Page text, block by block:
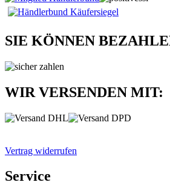
SIE KÖNNEN
WIR VERSENDEN MIT:
Vertrag widerrufen
Service